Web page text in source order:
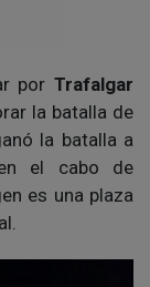
por Trafalgar
la batalla de
la batalla a
el cabo de
es una plaza